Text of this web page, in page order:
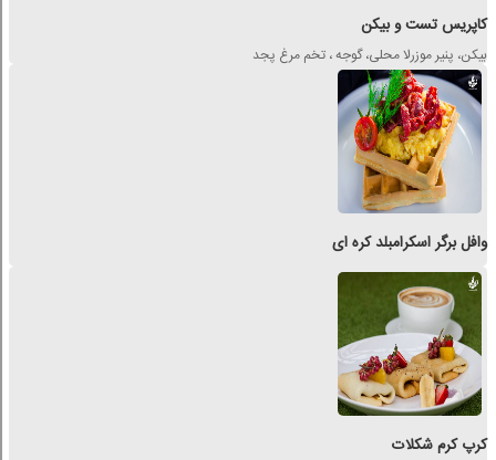
کاپریس تست و بیکن
بیکن، پنیر موزرلا محلی، گوجه ، تخم مرغ پجد
وافل برگر اسکرامبلد کره ای
کرپ کرم شکلات